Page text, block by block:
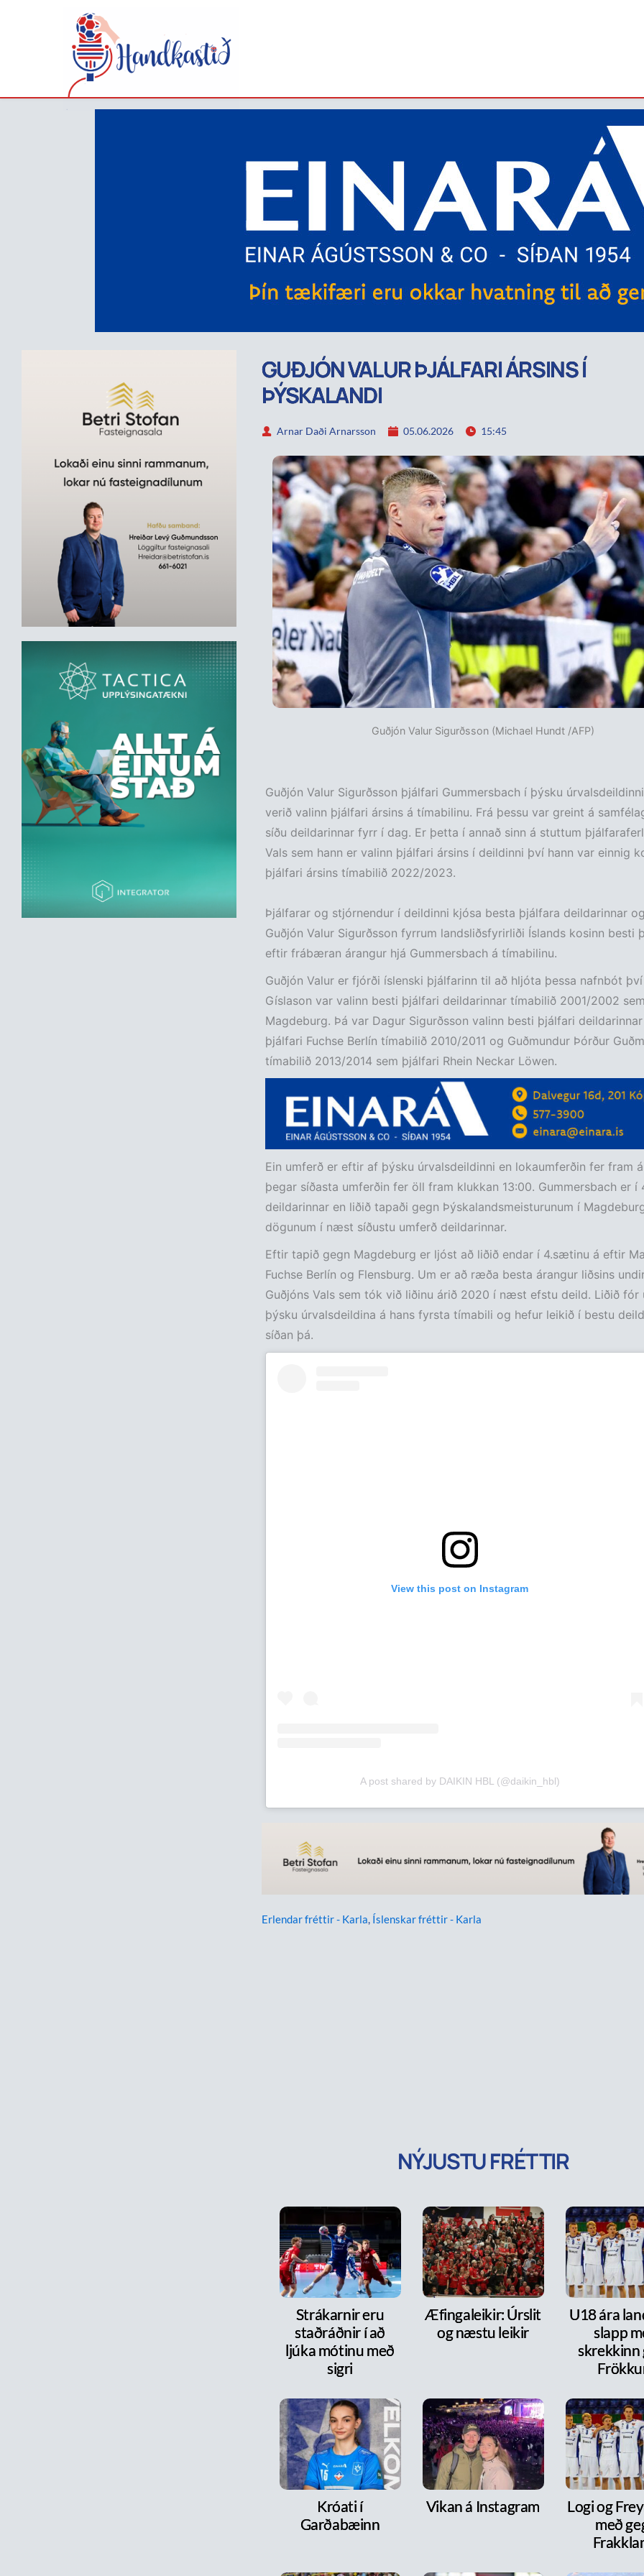
GUÐJÓN VALUR ÞJÁLFARI ÁRSINS Í
ÞÝSKALANDI
Arnar Daði Arnarsson 05.06.2026 15:45
Guðjón Valur Sigurðsson (Michael Hundt /AFP)
Guðjón Valur Sigurðsson þjálfari Gummersbach í þýsku
verið valinn þjálfari ársins á tímabilinu. Frá þessu var greint á
síðu deildarinnar fyrr í dag. Er þetta í annað sinn á stuttum
Vals sem hann er valinn þjálfari ársins í deildinni því hann var einnig
þjálfari ársins tímabilið 2022/2023.
Þjálfarar og stjórnendur í deildinni kjósa besta þjálfara deildarinnar
Guðjón Valur Sigurðsson fyrrum landsliðsfyrirliði Íslands kosinn besti
eftir frábæran árangur hjá Gummersbach á tímabilinu.
Guðjón Valur er fjórði íslenski þjálfarinn til að hljóta þessa nafnbót
Gíslason var valinn besti þjálfari deildarinnar tímabilið 2001/2002
Magdeburg. Þá var Dagur Sigurðsson valinn besti þjálfari
þjálfari Fuchse Berlín tímabilið 2010/2011 og Guðmundur Þórður
tímabilið 2013/2014 sem þjálfari Rhein Neckar Löwen.
Ein umferð er eftir af þýsku úrvalsdeildinni en lokaumferðin fer fram
þegar síðasta umferðin fer öll fram klukkan 13:00. Gummersbach er í
deildarinnar en liðið tapaði gegn Þýskalandsmeisturunum í
dögunum í næst síðustu umferð deildarinnar.
Eftir tapið gegn Magdeburg er ljóst að liðið endar í 4.sætinu á eftir
Fuchse Berlín og Flensburg. Um er að ræða besta árangur liðsins
Guðjóns Vals sem tók við liðinu árið 2020 í næst efstu deild. Liðið fór
þýsku úrvalsdeildina á hans fyrsta tímabili og hefur leikið í bestu
síðan þá.
View this post on Instagram
A post shared by DAIKIN HBL (@daikin_hbl)
Erlendar fréttir - Karla, Íslenskar fréttir - Karla
NÝJUSTU FRÉTTIR
Strákarnir eru
staðráðnir í að
ljúka mótinu með
sigri
Æfingaleikir: Úrslit
og næstu leikir
U18 ára
slapp
skrekkinn
Króati í
Garðabæinn
Vikan á Instagram
Logi og
með